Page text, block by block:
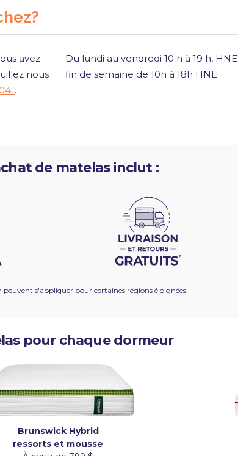
avez
nous
.
Du lundi au vendredi 10 h à 19 h, HNE
fin de semaine de 10h à 18h HNE
de matelas inclut :
peuvent s'appliquer pour certaines régions éloignées.
pour chaque dormeur
Brunswick Hybrid
ressorts et mousse